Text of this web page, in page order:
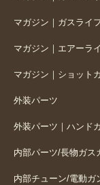
マガジン｜ガスライ
マガジン｜エアーラ
マガジン｜ショット
外装パーツ
外装パーツ｜ハンド
内部パーツ/長物ガス
内部チューン/電動ガ